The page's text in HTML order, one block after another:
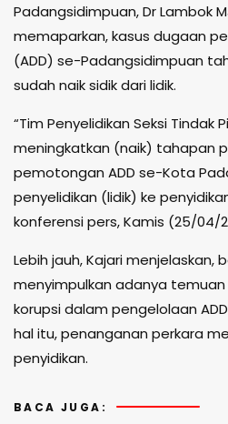
Padangsidimpuan, Dr Lambok
memaparkan, kasus dugaan
(ADD) se-Padangsidimpuan
sudah naik sidik dari lidik.
“Tim Penyelidikan Seksi Tindak
meningkatkan (naik) tahapan
pemotongan ADD se-Kota
penyelidikan (lidik) ke
konferensi pers, Kamis (25/04/
Lebih jauh, Kajari menjelaskan,
menyimpulkan adanya
korupsi dalam pengelolaan
hal itu, penanganan perkara
penyidikan.
BACA JUGA: